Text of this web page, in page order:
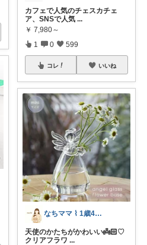
カフェで人気のチェスカチェ
ア、SNSで人気 ...
￥ 7,980～
1 0 599
コレ いいね
なちママ ⌇ 1歳4歳ママ
天使のかたちがかわいい👼🏻‎♡
クリアフラワ ...